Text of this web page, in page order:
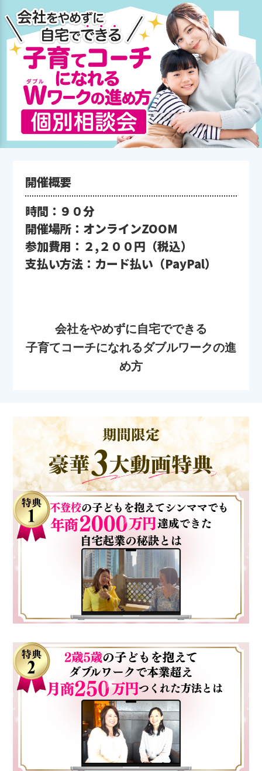
開催概要
時間：９０分
開催場所：オンラインZOOM
参加費用：２,２００円（税込）
支払い方法：カード払い（PayPal）
会社をやめずに自宅でできる
子育てコーチになれるダブルワークの進
め方